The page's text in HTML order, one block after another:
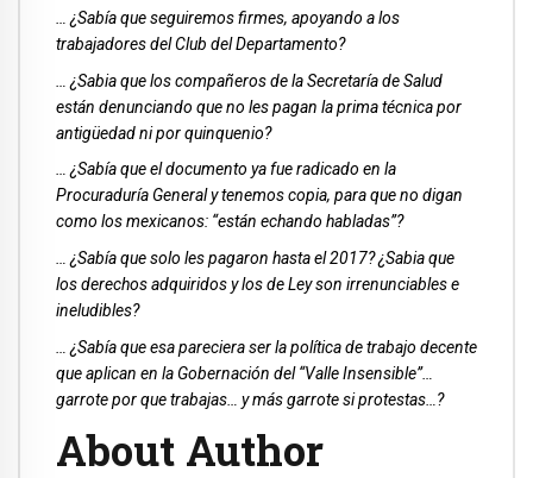
… ¿Sabía que seguiremos firmes, apoyando a los
trabajadores del Club del Departamento?
… ¿Sabia que los compañeros de la Secretaría de Salud
están denunciando que no les pagan la prima técnica por
antigüedad ni por quinquenio?
… ¿Sabía que el documento ya fue radicado en la
Procuraduría General y tenemos copia, para que no digan
como los mexicanos: “están echando habladas”?
… ¿Sabía que solo les pagaron hasta el 2017? ¿Sabia que
los derechos adquiridos y los de Ley son irrenunciables e
ineludibles?
… ¿Sabía que esa pareciera ser la política de trabajo decente
que aplican en la Gobernación del “Valle Insensible”…
garrote por que trabajas… y más garrote si protestas…?
About Author